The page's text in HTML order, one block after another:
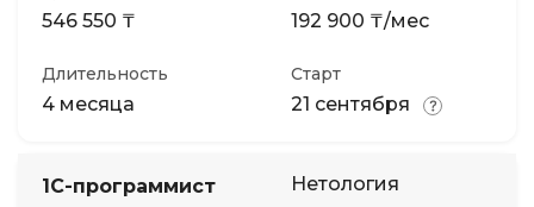
546 550 ₸ 192 900 ₸/мес
Длительность
4 месяца
Старт
21 сентября
1С-программист
Нетология